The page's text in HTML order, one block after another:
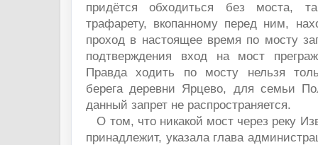
придётся обходиться без моста,
трафарету, вкопанному перед ним,
проход в настоящее время по мосту
подтверждения вход на мост
Правда ходить по мосту нельзя
берега деревни Ярцево, для семьи
данный запрет не распространяется.
О том, что никакой мост через реку
принадлежит, указала глава